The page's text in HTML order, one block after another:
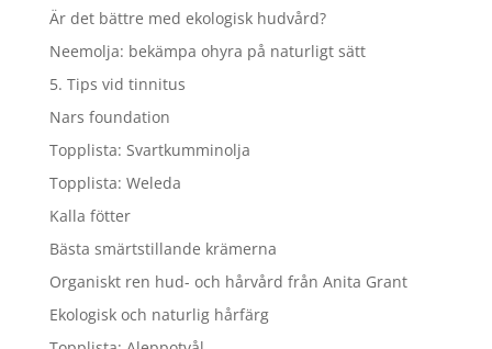
Är det bättre med ekologisk hudvård?
Neemolja: bekämpa ohyra på naturligt sätt
5. Tips vid tinnitus
Nars foundation
Topplista: Svartkumminolja
Topplista: Weleda
Kalla fötter
Bästa smärtstillande krämerna
Organiskt ren hud- och hårvård från Anita Grant
Ekologisk och naturlig hårfärg